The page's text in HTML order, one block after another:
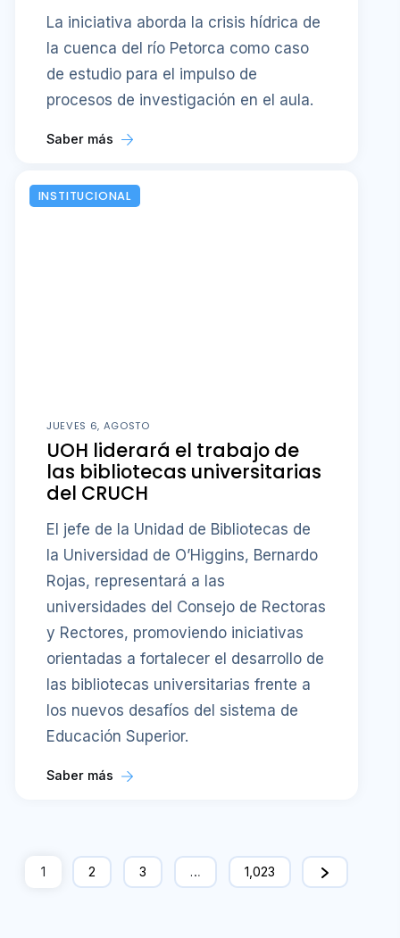
La iniciativa aborda la crisis hídrica de
la cuenca del río Petorca como caso
de estudio para el impulso de
procesos de investigación en el aula.
Saber más
INSTITUCIONAL
JUEVES 6, AGOSTO
UOH liderará el trabajo de
las bibliotecas universitarias
del CRUCH
El jefe de la Unidad de Bibliotecas de
la Universidad de O’Higgins, Bernardo
Rojas, representará a las
universidades del Consejo de Rectoras
y Rectores, promoviendo iniciativas
orientadas a fortalecer el desarrollo de
las bibliotecas universitarias frente a
los nuevos desafíos del sistema de
Educación Superior.
Saber más
1 2 3 … 1,023